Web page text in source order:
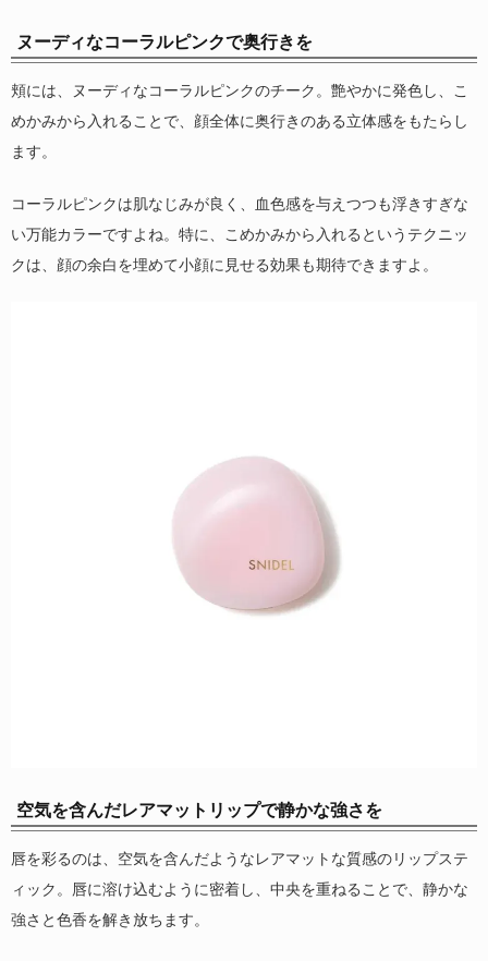
ヌーディなコーラルピンクで奥行きを
頬には、ヌーディなコーラルピンクのチーク。艶やかに発色し、こ
めかみから入れることで、顔全体に奥行きのある立体感をもたらし
ます。
コーラルピンクは肌なじみが良く、血色感を与えつつも浮きすぎな
い万能カラーですよね。特に、こめかみから入れるというテクニッ
クは、顔の余白を埋めて小顔に見せる効果も期待できますよ。
空気を含んだレアマットリップで静かな強さを
唇を彩るのは、空気を含んだようなレアマットな質感のリップステ
ィック。唇に溶け込むように密着し、中央を重ねることで、静かな
強さと色香を解き放ちます。